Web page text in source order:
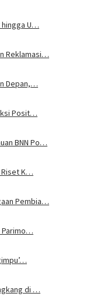
hingga U…
Reklamasi…
Depan,…
Posit…
BNN Po…
Riset K…
Pembia…
Parimo…
di …